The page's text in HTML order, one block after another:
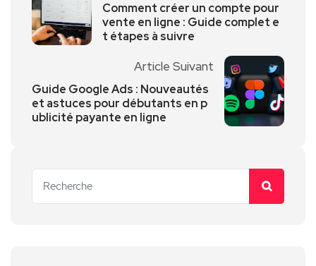
Comment créer un compte pour
vente en ligne : Guide complet e
t étapes à suivre
Article Suivant
Guide Google Ads : Nouveautés
et astuces pour débutants en p
ublicité payante en ligne